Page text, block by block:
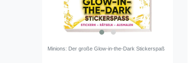
Minions: Der große Glow-in-the-Dark Stickerspaß